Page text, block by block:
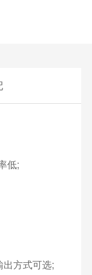
低;
方式可选;